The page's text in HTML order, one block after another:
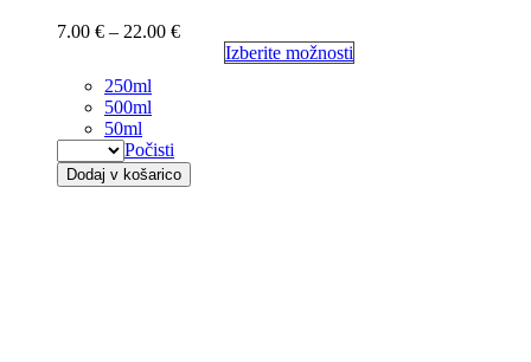
7.00 € – 22.00 €
Izberite možnosti
250ml
500ml
50ml
Počisti
Dodaj v košarico